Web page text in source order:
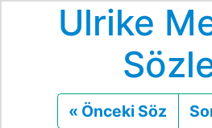
Ulrike
« Önceki Söz